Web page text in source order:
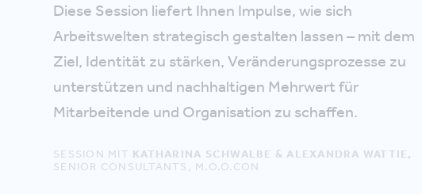
Diese Session liefert Ihnen Impulse, wie sich
Arbeitswelten strategisch gestalten lassen – mit dem
Ziel, Identität zu stärken, Veränderungsprozesse zu
unterstützen und nachhaltigen Mehrwert für
Mitarbeitende und Organisation zu schaffen.
SESSION MIT KATHARINA SCHWALBE & ALEXANDRA WATTIE,
SENIOR CONSULTANTS, M.O.O.CON